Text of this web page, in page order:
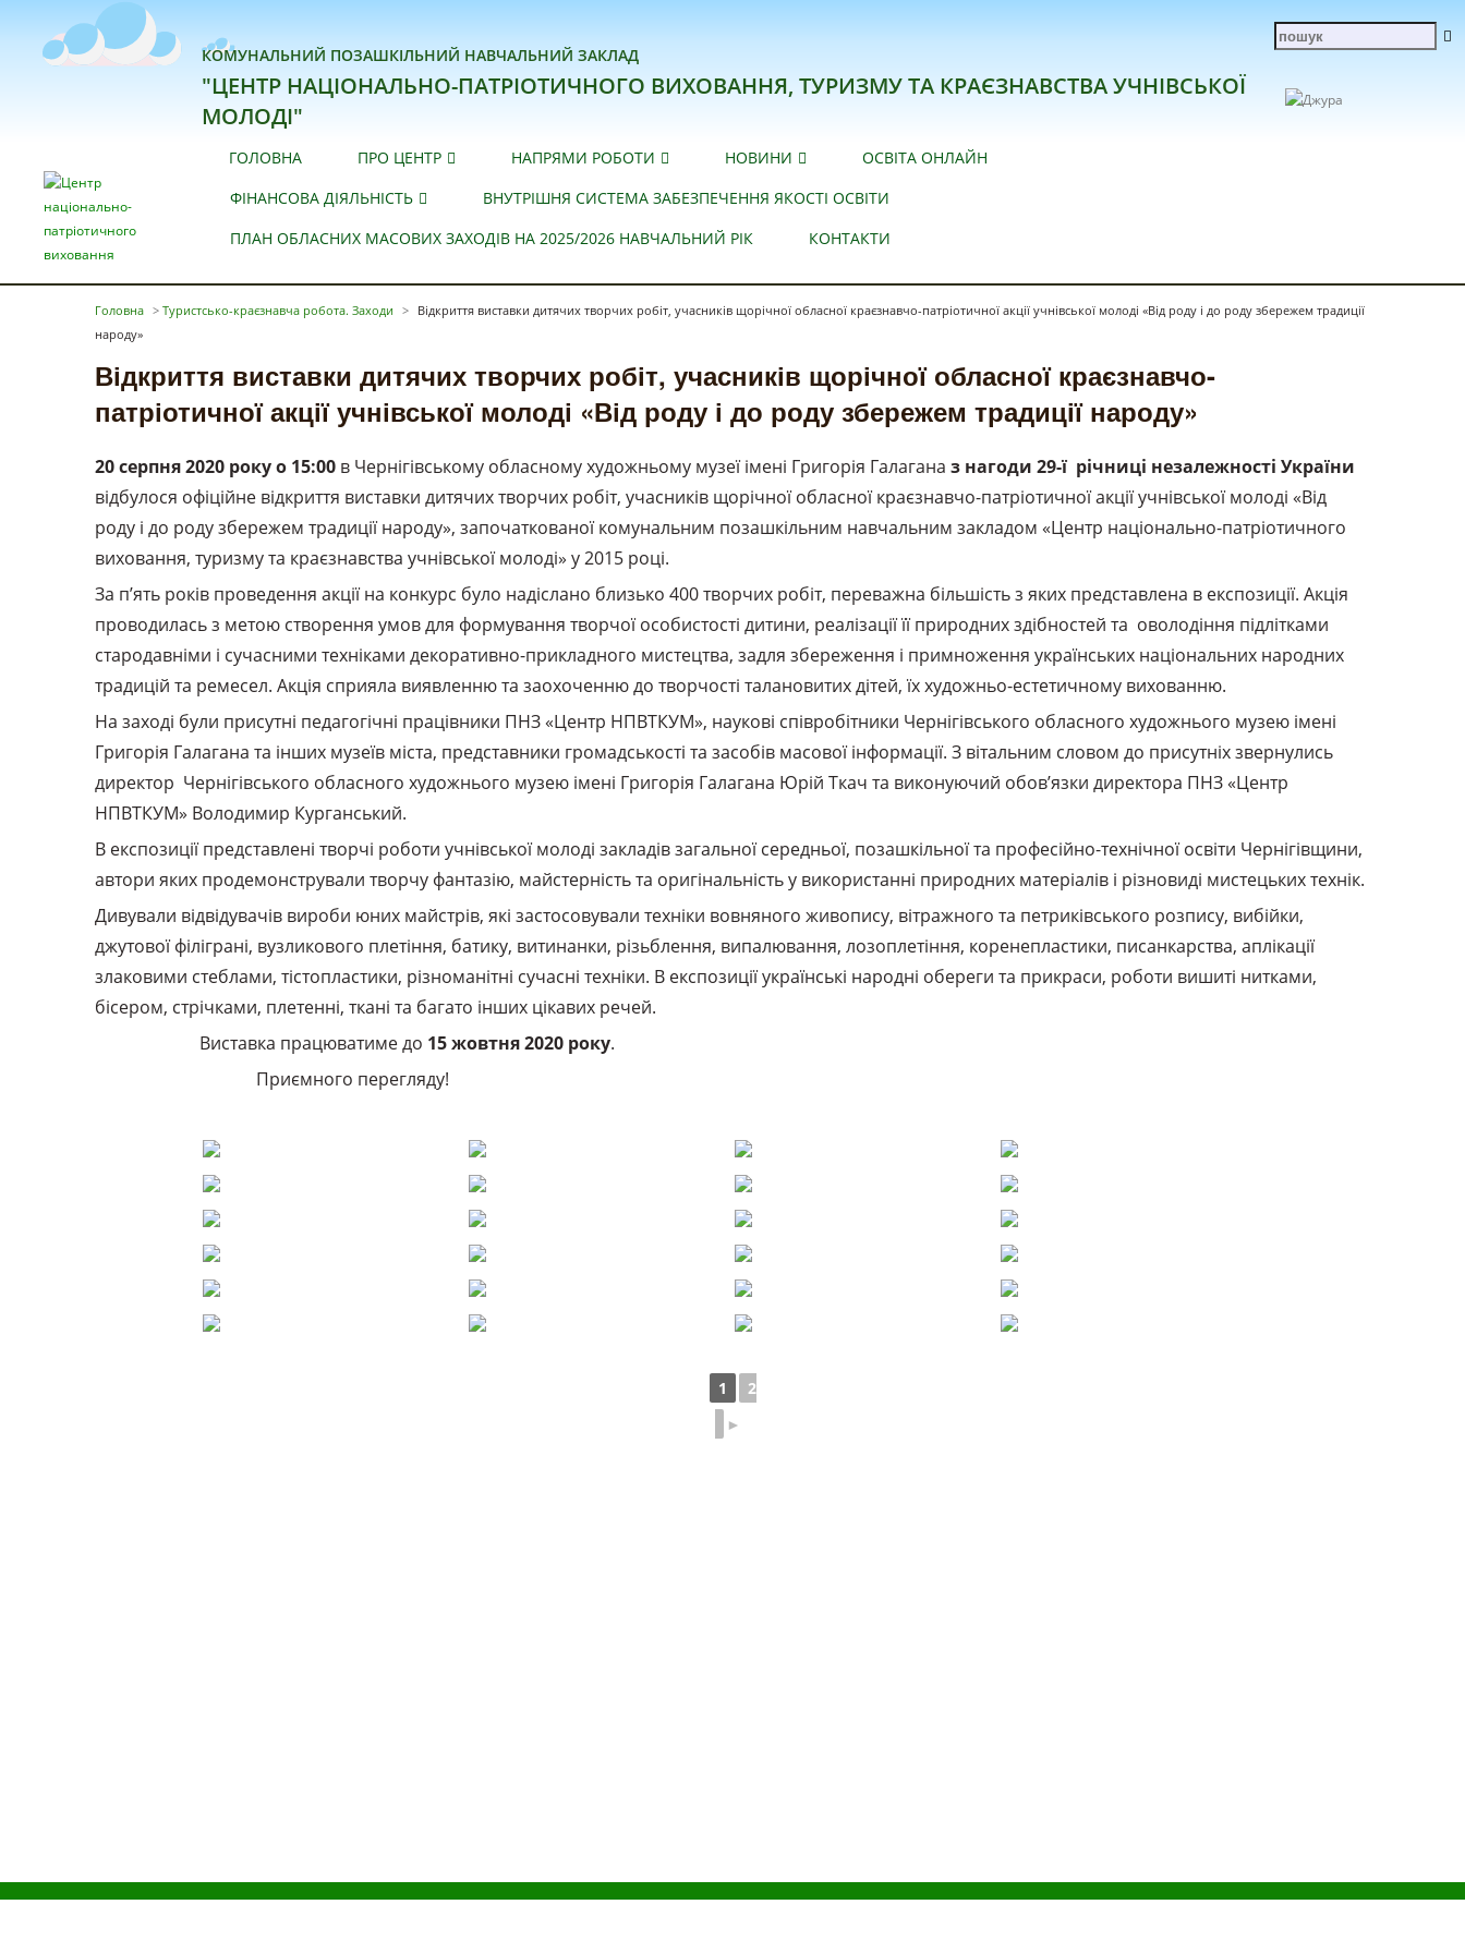
КОМУНАЛЬНИЙ ПОЗАШКІЛЬНИЙ НАВЧАЛЬНИЙ ЗАКЛАД
"ЦЕНТР НАЦІОНАЛЬНО-ПАТРІОТИЧНОГО ВИХОВАННЯ, ТУРИЗМУ ТА КРАЄЗНАВСТВА УЧНІВСЬКОЇ
МОЛОДІ"
ГОЛОВНА ПРО ЦЕНТР НАПРЯМИ РОБОТИ НОВИНИ
ОСВІТА ОНЛАЙН
ФІНАНСОВА ДІЯЛЬНІСТЬ
ВНУТРІШНЯ СИСТЕМА ЗАБЕЗПЕЧЕННЯ ЯКОСТІ ОСВІТИ
ПЛАН ОБЛАСНИХ МАСОВИХ ЗАХОДІВ НА 2025/2026 НАВЧАЛЬНИЙ РІК
КОНТАКТИ
Головна > Туристсько-краєзнавча робота. Заходи > Відкриття виставки дитячих творчих робіт, учасників щорічної обласної краєзнавчо-патріотичної акції учнівської молоді «Від роду і до роду збережем традиції
народу»
Відкриття виставки дитячих творчих робіт, учасників щорічної обласної краєзнавчо-
патріотичної акції учнівської молоді «Від роду і до роду збережем традиції народу»
20 серпня 2020 року о 15:00 в Чернігівському обласному художньому музеї імені Григорія Галагана з нагоди 29-ї річниці незалежності України
відбулося офіційне відкриття виставки дитячих творчих робіт, учасників щорічної обласної краєзнавчо-патріотичної акції учнівської молоді «Від
роду і до роду збережем традиції народу», започаткованої комунальним позашкільним навчальним закладом «Центр національно-патріотичного
виховання, туризму та краєзнавства учнівської молоді» у 2015 році.
За п’ять років проведення акції на конкурс було надіслано близько 400 творчих робіт, переважна більшість з яких представлена в експозиції. Акція
проводилась з метою створення умов для формування творчої особистості дитини, реалізації її природних здібностей та оволодіння підлітками
стародавніми і сучасними техніками декоративно-прикладного мистецтва, задля збереження і примноження українських національних народних
традицій та ремесел. Акція сприяла виявленню та заохоченню до творчості талановитих дітей, їх художньо-естетичному вихованню.
На заході були присутні педагогічні працівники ПНЗ «Центр НПВТКУМ», наукові співробітники Чернігівського обласного художнього музею імені
Григорія Галагана та інших музеїв міста, представники громадськості та засобів масової інформації. З вітальним словом до присутніх звернулись
директор Чернігівського обласного художнього музею імені Григорія Галагана Юрій Ткач та виконуючий обов’язки директора ПНЗ «Центр
НПВТКУМ» Володимир Курганський.
В експозиції представлені творчі роботи учнівської молоді закладів загальної середньої, позашкільної та професійно-технічної освіти Чернігівщини,
автори яких продемонстрували творчу фантазію, майстерність та оригінальність у використанні природних матеріалів і різновиді мистецьких технік.
Дивували відвідувачів вироби юних майстрів, які застосовували техніки вовняного живопису, вітражного та петриківського розпису, вибійки,
джутової філіграні, вузликового плетіння, батику, витинанки, різьблення, випалювання, лозоплетіння, коренепластики, писанкарства, аплікації
злаковими стеблами, тістопластики, різноманітні сучасні техніки. В експозиції українські народні обереги та прикраси, роботи вишиті нитками,
бісером, стрічками, плетенні, ткані та багато інших цікавих речей.
Виставка працюватиме до 15 жовтня 2020 року.
Приємного перегляду!
1
2
►